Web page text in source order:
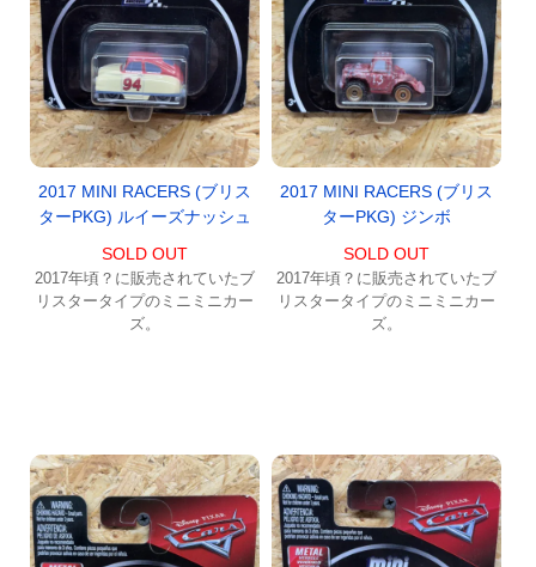
2017 MINI RACERS (ブリス
ターPKG) ルイーズナッシュ
SOLD OUT
2017年頃？に販売されていたブ
リスタータイプのミニミニカー
ズ。
2017 MINI RACERS (ブリス
ターPKG) ジンボ
SOLD OUT
2017年頃？に販売されていたブ
リスタータイプのミニミニカー
ズ。